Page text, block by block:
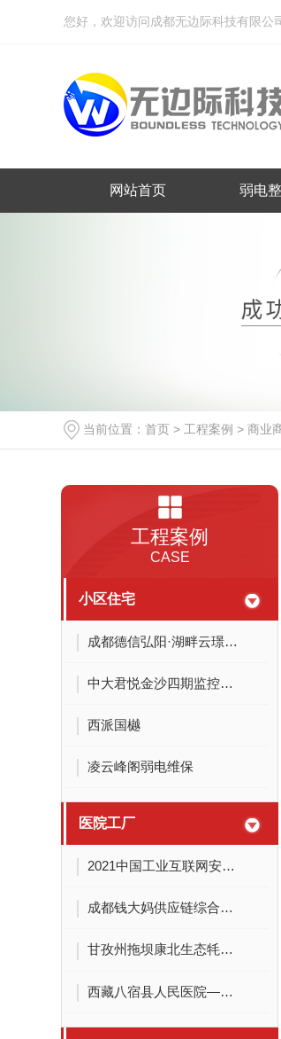
您好，欢迎访问成都无边际科技有限公
网站首页 弱电
当前位置： 首页 > 工程案例 > 商业
工程案例
CASE
小区住宅
成都德信弘阳·湖畔云璟小区项目
中大君悦金沙四期监控改造
西派国樾
凌云峰阁弱电维保
医院工厂
2021中国工业互联网安全大赛博览会
成都钱大妈供应链综合仓项目
甘孜州拖坝康北生态牦牛产业园项目
西藏八宿县人民医院——弱电系统建设项目